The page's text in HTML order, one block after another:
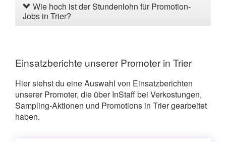
Wie hoch ist der Stundenlohn für Promotion-
Jobs in Trier?
Einsatzberichte unserer Promoter in Trier
Hier siehst du eine Auswahl von Einsatzberichten
unserer Promoter, die über InStaff bei Verkostungen,
Sampling-Aktionen und Promotions in Trier gearbeitet
haben.